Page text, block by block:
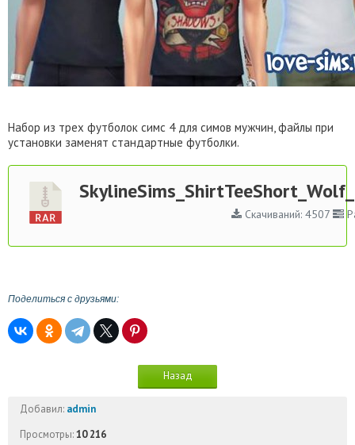
Набор из трех футболок симс 4 для симов мужчин, файлы при
установки заменят стандартные футболки.
Скачиваний: 4507
Поделиться с друзьями:
Назад
Добавил: admin
Просмотры:10 216